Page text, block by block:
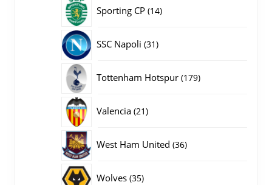
Sporting CP 1414
SSC Napoli 3131
Tottenham Hotspur 179179
Valencia 2121
West Ham United 3636
Wolves 3535